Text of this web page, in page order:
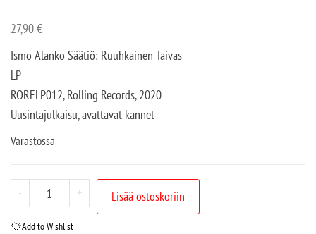
27,90€
Ismo Alanko Säätiö: Ruuhkainen Taivas
LP
RORELP012, Rolling Records, 2020
Uusintajulkaisu, avattavat kannet
Varastossa
- + Lisää ostoskoriin
Add to Wishlist